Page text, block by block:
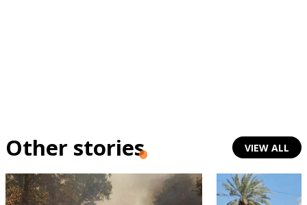
Other stories VIEW ALL